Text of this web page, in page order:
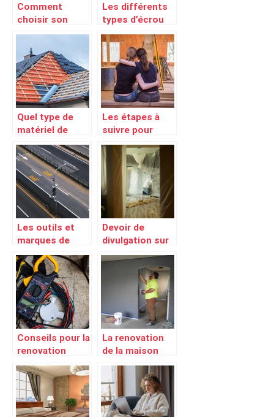
Comment
choisir son
entreprise
générale de
bâtiment ?
Les différents
types d’écrou
et leurs
particularités
Quel type de
matériel de
toiture
convient à
votre maison?
Les étapes à
suivre pour
rénover votre
maison
Les outils et
marques de
signalisations :
leur importance
dans la société
Devoir de
divulgation sur
la présence de
l’amiante avant
tout travaux
Conseils pour la
renovation
electrique :
Embaucher un
electricien
La renovation
de la maison
est une activite
avantageuse